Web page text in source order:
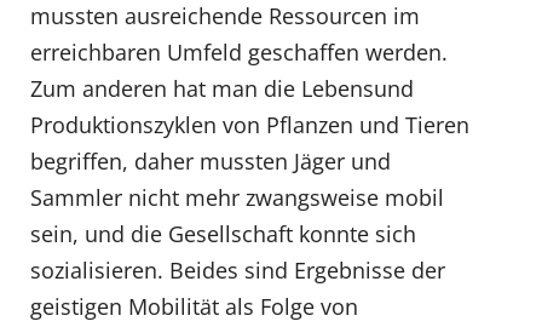
mussten ausreichende Ressourcen im
erreichbaren Umfeld geschaffen werden.
Zum anderen hat man die Lebensund
Produktionszyklen von Pflanzen und Tieren
begriffen, daher mussten Jäger und
Sammler nicht mehr zwangsweise mobil
sein, und die Gesellschaft konnte sich
sozialisieren. Beides sind Ergebnisse der
geistigen Mobilität als Folge von